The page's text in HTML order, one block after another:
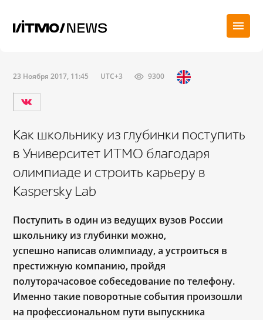
23 Ноября 2017, 11:45 UTC+3 9300
Как школьнику из глубинки поступить
в Университет ИТМО благодаря
олимпиаде и строить карьеру в
Kaspersky Lab
Поступить в один из ведущих вузов России
школьнику из глубинки можно,
успешно написав олимпиаду, а устроиться в
престижную компанию, пройдя
полуторачасовое собеседование по телефону.
Именно такие поворотные события произошли
на профессиональном пути выпускника